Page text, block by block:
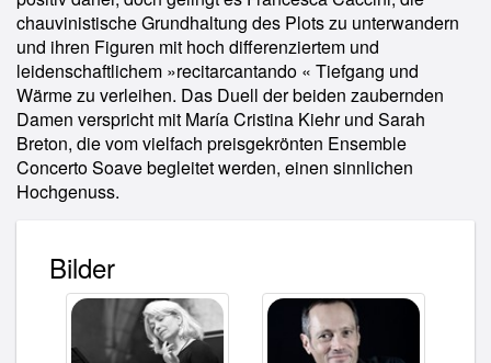
chauvinistische Grundhaltung des Plots zu unterwandern
und ihren Figuren mit hoch differenziertem und
leidenschaftlichem »recitarcantando « Tiefgang und
Wärme zu verleihen. Das Duell der beiden zaubernden
Damen verspricht mit María Cristina Kiehr und Sarah
Breton, die vom vielfach preisgekrönten Ensemble
Concerto Soave begleitet werden, einen sinnlichen
Hochgenuss.
Bilder